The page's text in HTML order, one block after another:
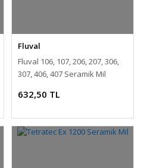
Fluval
Fluval 106, 107, 206, 207, 306,
307, 406, 407 Seramik Mil
632,50 TL